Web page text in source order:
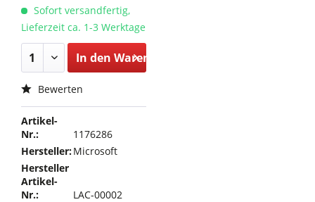
Sofort versandfertig,
Lieferzeit ca. 1-3 Werktage
In den Warenkorb
Bewerten
Artikel-
Nr.:
1176286
Hersteller:Microsoft
Hersteller
Artikel-
Nr.:
LAC-00002